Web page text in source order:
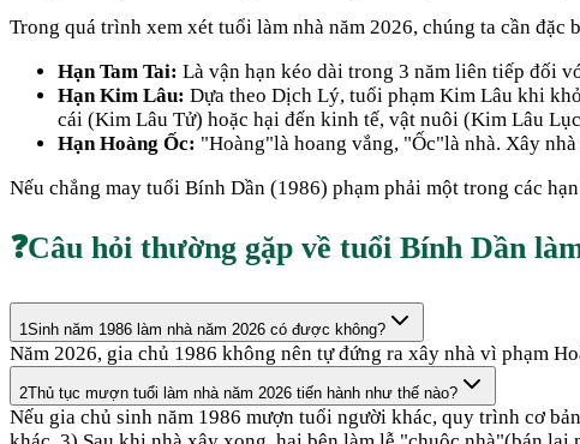
Trong quá trình xem xét tuổi làm nhà năm 2026, chúng ta cần đặc
Hạn Tam Tai: Là vận hạn kéo dài trong 3 năm liên tiếp đối
Hạn Kim Lâu: Dựa theo Dịch Lý, tuổi phạm Kim Lâu khi
cái (Kim Lâu Tử) hoặc hại đến kinh tế, vật nuôi (Kim Lâu
Hạn Hoàng Ốc: "Hoàng"là hoang vắng, "Ốc"là nhà. Xây
Nếu chẳng may tuổi Bính Dần (1986) phạm phải một trong các
❓Câu hỏi thường gặp về tuổi Bính Dần
1Sinh năm 1986 làm nhà năm 2026 có được không?
Năm 2026, gia chủ 1986 không nên tự đứng ra xây nhà vì phạm
2Thủ tục mượn tuổi làm nhà năm 2026 tiến hành như thế nào?
Nếu gia chủ sinh năm 1986 mượn tuổi người khác, quy trình cơ